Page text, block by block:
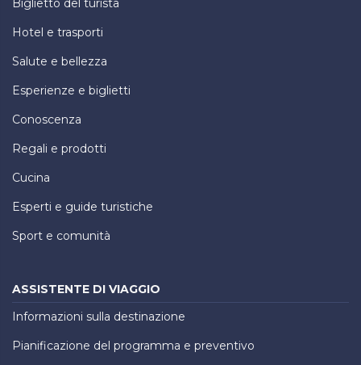
Biglietto del turista
Hotel e trasporti
Salute e bellezza
Esperienze e biglietti
Conoscenza
Regali e prodotti
Cucina
Esperti e guide turistiche
Sport e comunità
ASSISTENTE DI VIAGGIO
Informazioni sulla destinazione
Pianificazione del programma e preventivo